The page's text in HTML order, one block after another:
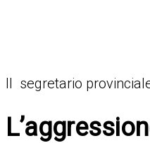
Il segretario